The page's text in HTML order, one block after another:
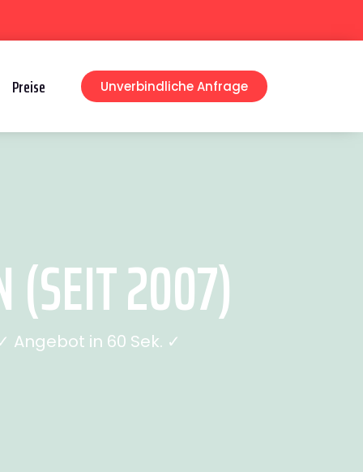
Preise Unverbindliche Anfrage
(SEIT 2007)
Angebot in 60 Sek. ✓